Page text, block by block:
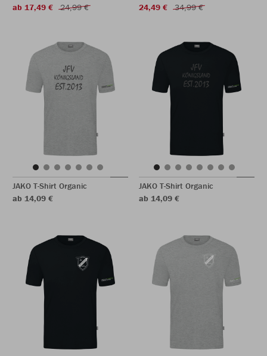
ab 17,49 € 24,99 € 24,49 € 34,99 €
JAKO T-Shirt Organic
ab 14,09 €
JAKO T-Shirt Organic
ab 14,09 €